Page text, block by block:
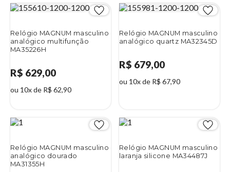
Relógio MAGNUM masculino
analógico multifunção
MA35226H
R$ 629,00
ou 10x de R$ 62,90
Relógio MAGNUM masculino
analógico quartz MA32345D
R$ 679,00
ou 10x de R$ 67,90
Relógio MAGNUM masculino
analógico dourado
MA31355H
Relógio MAGNUM masculino
laranja silicone MA34487J